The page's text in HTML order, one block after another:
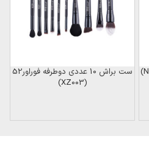
ست براش 10 عددی دوطرفه فوراور52
(XZ003)